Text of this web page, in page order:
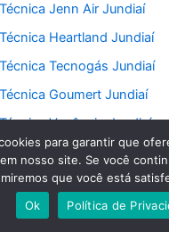
Jenn Air Jundiaí
Heartland Jundiaí
Tecnogás Jundiaí
Goumert Jundiaí
Venâncio Jundiaí
Gaggenau Jundiaí
Faber Jundiaí
Fischer Jundiaí
para garantir que
nosso site. Se você
que você está
Ok
Política de